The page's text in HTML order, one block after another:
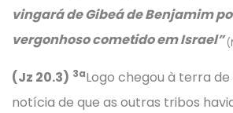
vingará de Gibeá de Benjamim
vergonhoso cometido em Israel”
(Jz 20.3) 3aLogo chegou à terra
notícia de que as outras tribos